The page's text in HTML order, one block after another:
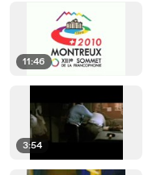
11:46
3:54